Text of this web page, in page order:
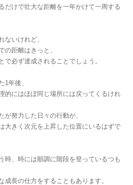
だけで壮大な距離を一年かけて一周する
ないけれど、
の距離はきっと、
で必ず達成されることでしょう。
1年後、
的にはほぼ同じ場所には戻ってくるけれ
が努力した日々の行動が、
大きく次元を上昇した位置にいるはずで
時、時には順調に階段を登っているつも
成長の仕方をすることもあります。